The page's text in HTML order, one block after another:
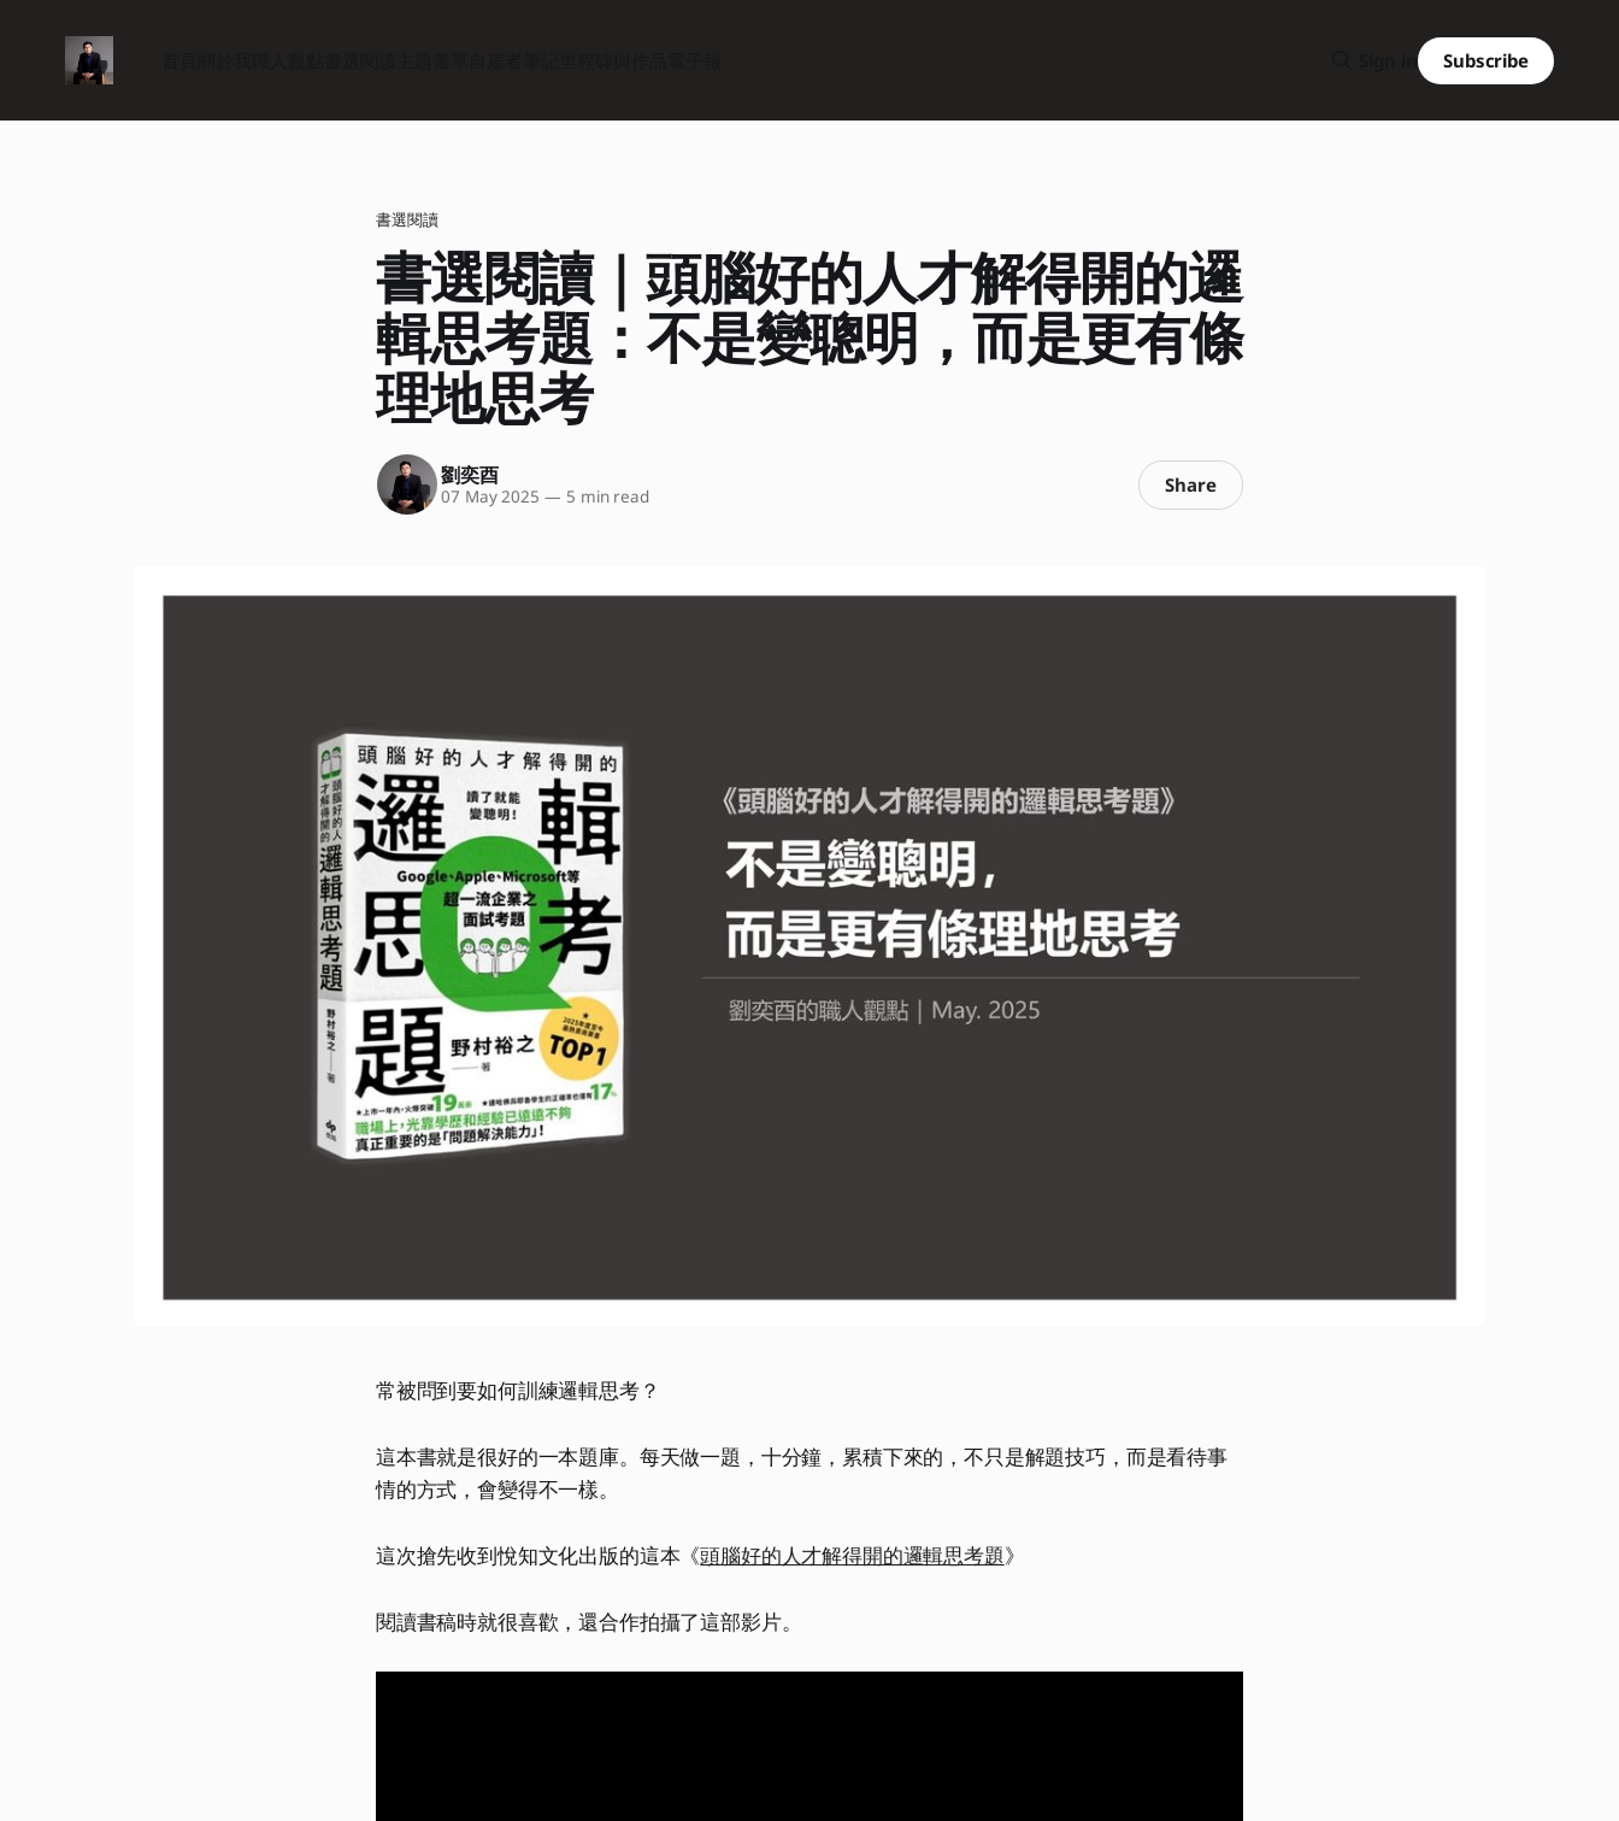
Subscribe
書選閱讀
書選閱讀｜頭腦好的人才解得開的邏
輯思考題：不是變聰明，而是更有條
理地思考
劉奕酉
07 May 2025 — 5 min read Share
常被問到要如何訓練邏輯思考？
這本書就是很好的一本題庫。每天做一題，十分鐘，累積下來的，不只是解題技巧，而是看待事
情的方式，會變得不一樣。
這次搶先收到悅知文化出版的這本《頭腦好的人才解得開的邏輯思考題》
閱讀書稿時就很喜歡，還合作拍攝了這部影片。